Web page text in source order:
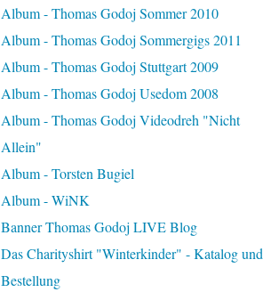
Album - Thomas Godoj Sommer 2010
Album - Thomas Godoj Sommergigs 2011
Album - Thomas Godoj Stuttgart 2009
Album - Thomas Godoj Usedom 2008
Album - Thomas Godoj Videodreh "Nicht
Allein"
Album - Torsten Bugiel
Album - WiNK
Banner Thomas Godoj LIVE Blog
Das Charityshirt "Winterkinder" - Katalog und
Bestellung